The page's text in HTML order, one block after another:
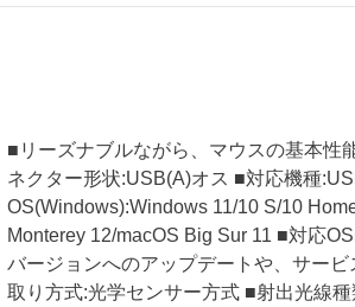
■リーズナブルながら、マウスの基本性
ネクター形状:USB(A)オス ■対応機種
OS(Windows):Windows 11/10 S/10
Monterey 12/macOS Big Sur 11 ■対応
バージョンへのアップデートや、サー
取り方式:光学センサー方式 ■射出光線